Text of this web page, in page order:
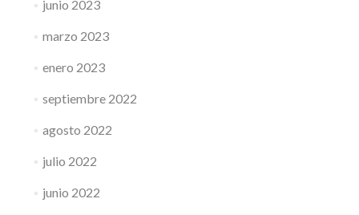
junio 2023
marzo 2023
enero 2023
septiembre 2022
agosto 2022
julio 2022
junio 2022